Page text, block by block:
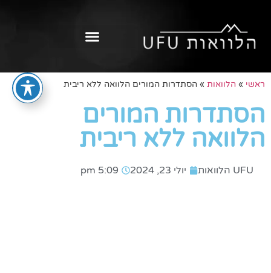
ראשי » הלוואות » הסתדרות המורים הלוואה ללא ריבית
הסתדרות המורים
הלוואה ללא ריבית
UFU הלוואות יולי 23, 2024 5:09 pm